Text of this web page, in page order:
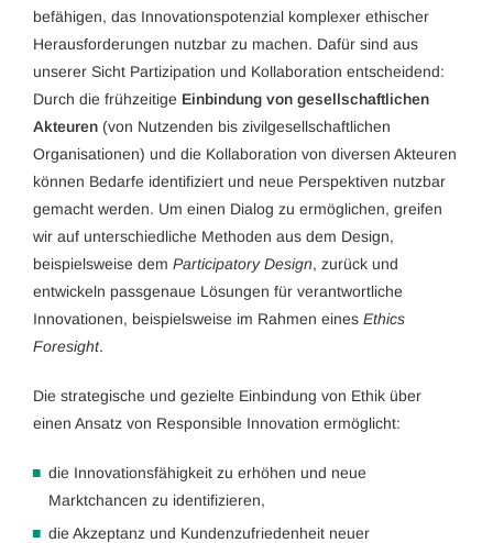
befähigen, das Innovationspotenzial komplexer ethischer
Herausforderungen nutzbar zu machen. Dafür sind aus
unserer Sicht Partizipation und Kollaboration entscheidend:
Durch die frühzeitige Einbindung von gesellschaftlichen
Akteuren (von Nutzenden bis zivilgesellschaftlichen
Organisationen) und die Kollaboration von diversen Akteuren
können Bedarfe identifiziert und neue Perspektiven nutzbar
gemacht werden. Um einen Dialog zu ermöglichen, greifen
wir auf unterschiedliche Methoden aus dem Design,
beispielsweise dem Participatory Design, zurück und
entwickeln passgenaue Lösungen für verantwortliche
Innovationen, beispielsweise im Rahmen eines Ethics
Foresight.
Die strategische und gezielte Einbindung von Ethik über
einen Ansatz von Responsible Innovation ermöglicht:
die Innovationsfähigkeit zu erhöhen und neue
Marktchancen zu identifizieren,
die Akzeptanz und Kundenzufriedenheit neuer